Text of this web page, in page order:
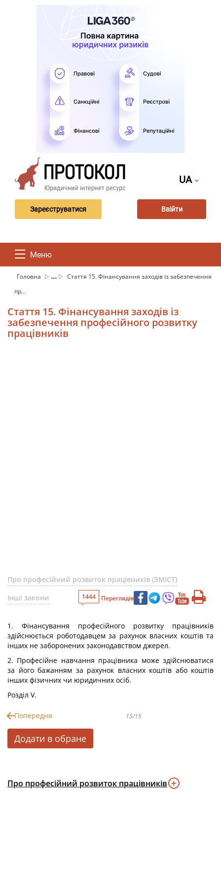
UA
Зареєструватися Ввійти
Меню
Головна ...
Стаття 15. Фінансування заходів із забезпечення
пр...
Стаття 15. Фінансування заходів із
забезпечення професійного розвитку
працівників
Про професійний розвиток працівників (ЗМІСТ)
Інші закони
1444 Переглядів
1. Фінансування професійного розвитку працівників
здійснюється роботодавцем за рахунок власних коштів та
інших не заборонених законодавством джерел.
2. Професійне навчання працівника може здійснюватися
за його бажанням за рахунок власних коштів або коштів
інших фізичних чи юридичних осіб.
Розділ V.
Попередня 15/15
Додати в обране
Про професійний розвиток працівників